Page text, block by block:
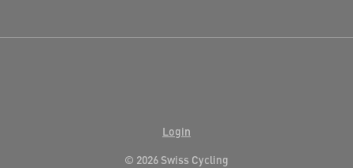
Login
© 2026 Swiss Cycling